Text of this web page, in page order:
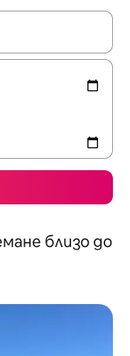
използвайте
близо до